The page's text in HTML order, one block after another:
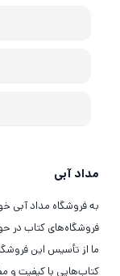
مداد آبی
به فروشگاه مداد آبی
فروشگاه‌های کتاب در
ما از تأسیس این
کتاب‌هایی با کیفیت و